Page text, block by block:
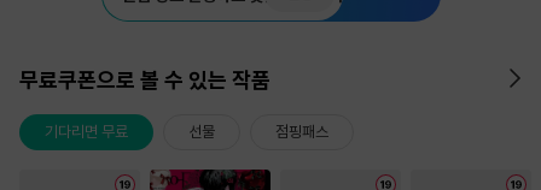
무료쿠폰으로 볼 수 있는 작품
기다리면 무료 선물 점핑패스